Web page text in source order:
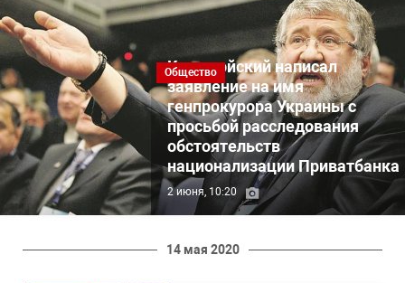
Общество
Коломойский написал
заявление на имя
генпрокурора Украины с
просьбой расследования
обстоятельств
национализации Приватбанка
2 июня, 10:20
14 мая 2020
#ООС
#боротьба
з
корупцією
#Киев #коронавірус